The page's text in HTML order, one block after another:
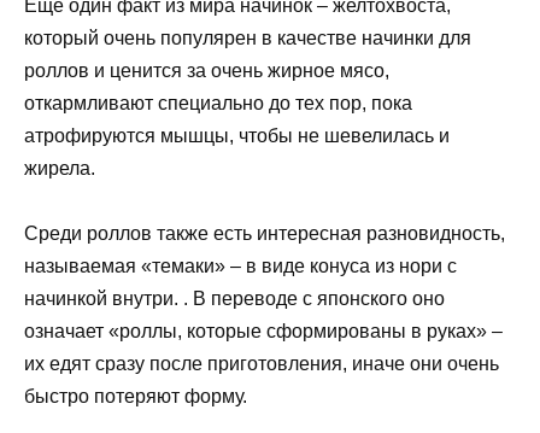
Еще один факт из мира начинок – желтохвоста,
который очень популярен в качестве начинки для
роллов и ценится за очень жирное мясо,
откармливают специально до тех пор, пока
атрофируются мышцы, чтобы не шевелилась и
жирела.
Среди роллов также есть интересная разновидность,
называемая «темаки» – в виде конуса из нори с
начинкой внутри. . В переводе с японского оно
означает «роллы, которые сформированы в руках» –
их едят сразу после приготовления, иначе они очень
быстро потеряют форму.